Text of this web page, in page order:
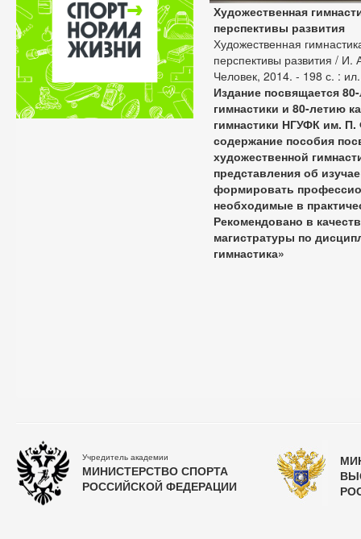
Художественная
перспективы развития
Художественная
перспективы развития /
Человек, 2014. - 198 с. :
Издание посвящается
гимнастики и 80-летию
гимнастики НГУФК им.
содержание пособия
художественной
представления об
формировать
необходимые в
Рекомендовано в
магистратуры по
гимнастика»
Учредитель академии
МИНИСТЕРСТВО СПОРТА
РОССИЙСКОЙ ФЕДЕРАЦИИ